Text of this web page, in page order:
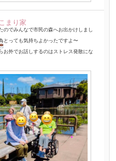
まり家
のでみんなで市民の森へお出かけしまし
とっても気持ちよかったですよ〜
お外でお話しするのはストレス発散にな